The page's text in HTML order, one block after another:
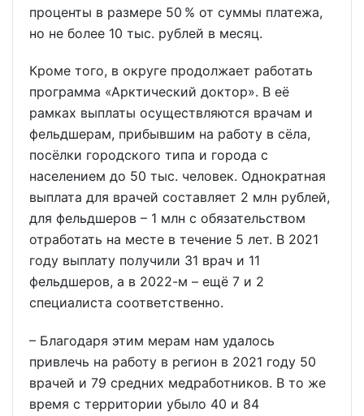
проценты в размере 50 % от суммы платежа,
но не более 10 тыс. рублей в месяц.
Кроме того, в округе продолжает работать
программа «Арктический доктор». В её
рамках выплаты осуществляются врачам и
фельдшерам, прибывшим на работу в сёла,
посёлки городского типа и города с
населением до 50 тыс. человек. Однократная
выплата для врачей составляет 2 млн рублей,
для фельдшеров – 1 млн с обязательством
отработать на месте в течение 5 лет. В 2021
году выплату получили 31 врач и 11
фельдшеров, а в 2022-м – ещё 7 и 2
специалиста соответственно.
– Благодаря этим мерам нам удалось
привлечь на работу в регион в 2021 году 50
врачей и 79 средних медработников. В то же
время с территории убыло 40 и 84